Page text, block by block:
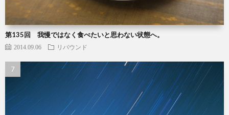
第135回 我慢ではなく食べたいと思わない状態へ。
2014.09.06 リバウンド